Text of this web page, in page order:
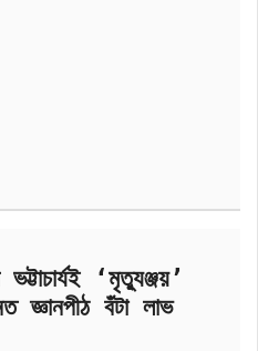
‘মৃত্যুঞ্জয়’
জ্ঞানপীঠ বঁটা লাভ